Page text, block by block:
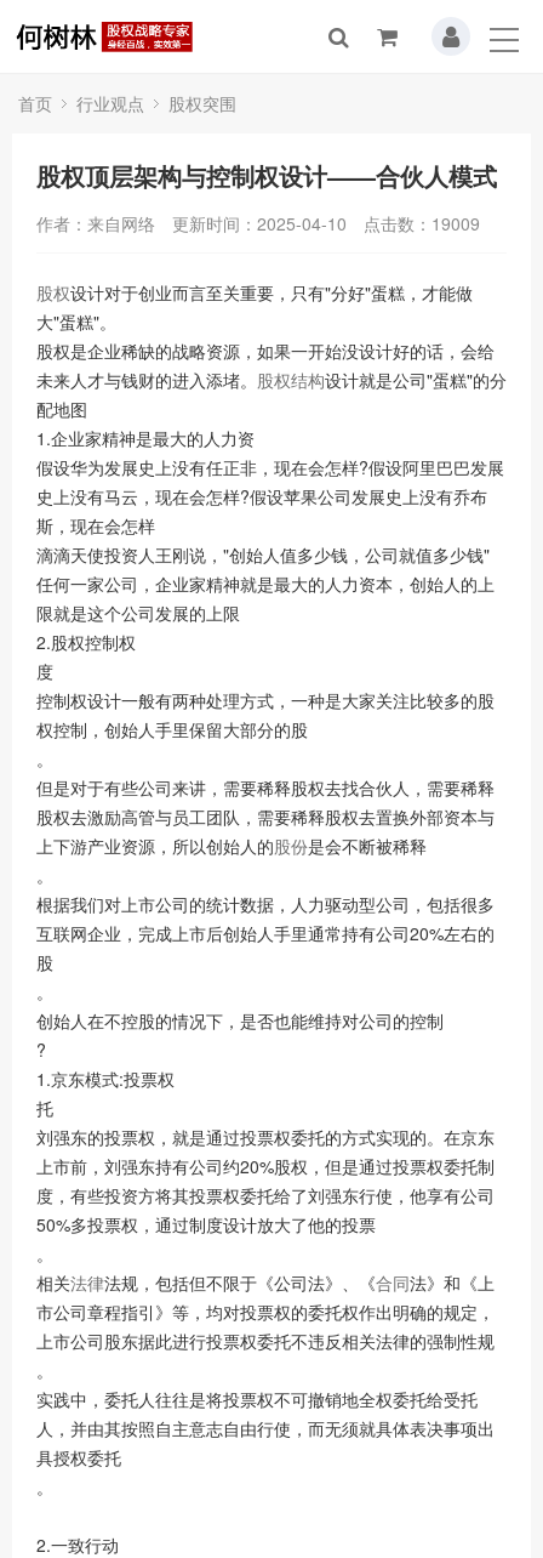
首页 行业观点 股权突围
股权顶层架构与控制权设计——合伙人模式
作者：来自网络 更新时间：2025-04-10 点击数： 19009
股权设计对于创业而言至关重要，只有"分好"蛋糕，才能做
大"蛋糕"。
股权是企业稀缺的战略资源，如果一开始没设计好的话，会给
未来人才与钱财的进入添堵。 股权结构设计就是公司"蛋糕"的分
配地图
1.企业家精神是最大的人力资
假设华为发展史上没有任正非，现在会怎样?假设阿里巴巴发展
史上没有马云，现在会怎样?假设苹果公司发展史上没有乔布
斯，现在会怎样
滴滴天使投资人王刚说，"创始人值多少钱，公司就值多少钱"
任何一家公司，企业家精神就是最大的人力资本，创始人的上
限就是这个公司发展的上限
2.股权控制权
度
控制权设计一般有两种处理方式，一种是大家关注比较多的股
权控制，创始人手里保留大部分的股
。
但是对于有些公司来讲，需要稀释股权去找合伙人，需要稀释
股权去激励高管与员工团队，需要稀释股权去置换外部资本与
上下游产业资源，所以创始人的股份是会不断被稀释
。
根据我们对上市公司的统计数据，人力驱动型公司，包括很多
互联网企业，完成上市后创始人手里通常持有公司20%左右的
股
。
创始人在不控股的情况下，是否也能维持对公司的控制
?
1.京东模式:投票权
托
刘强东的投票权，就是通过投票权委托的方式实现的。在京东
上市前，刘强东持有公司约20%股权，但是通过投票权委托制
度，有些投资方将其投票权委托给了刘强东行使，他享有公司
50%多投票权，通过制度设计放大了他的投票
。
相关法律法规，包括但不限于《公司法》、《合同法》和《上
市公司章程指引》等，均对投票权的委托权作出明确的规定，
上市公司股东据此进行投票权委托不违反相关法律的强制性规
。
实践中，委托人往往是将投票权不可撤销地全权委托给受托
人，并由其按照自主意志自由行使，而无须就具体表决事项出
具授权委托
。
2.一致行动